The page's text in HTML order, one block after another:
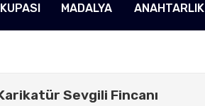
MADALYA ANAHTARLIK
Sevgili Fincanı